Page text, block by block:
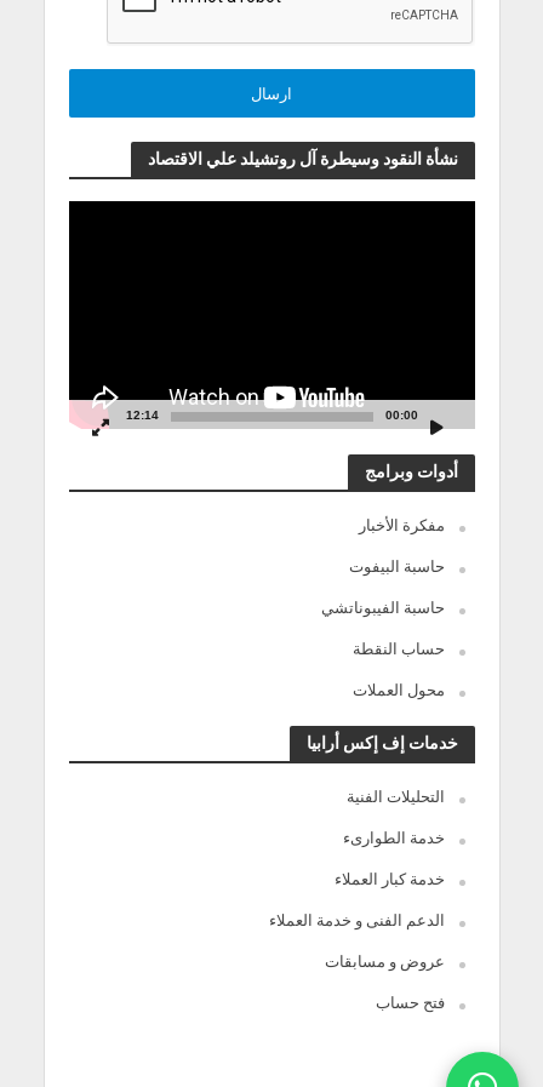
نشأة النقود وسيطرة آل روتشيلد علي الاقتصاد
00:00
12:14
أدوات وبرامج
مفكرة الأخبار
حاسبة البيفوت
حاسبة الفيبوناتشي
حساب النقطة
محول العملات
خدمات إف إكس أرابيا
التحليلات الفنية
خدمة الطوارىء
خدمة كبار العملاء
الدعم الفنى و خدمة العملاء
عروض و مسابقات
فتح حساب